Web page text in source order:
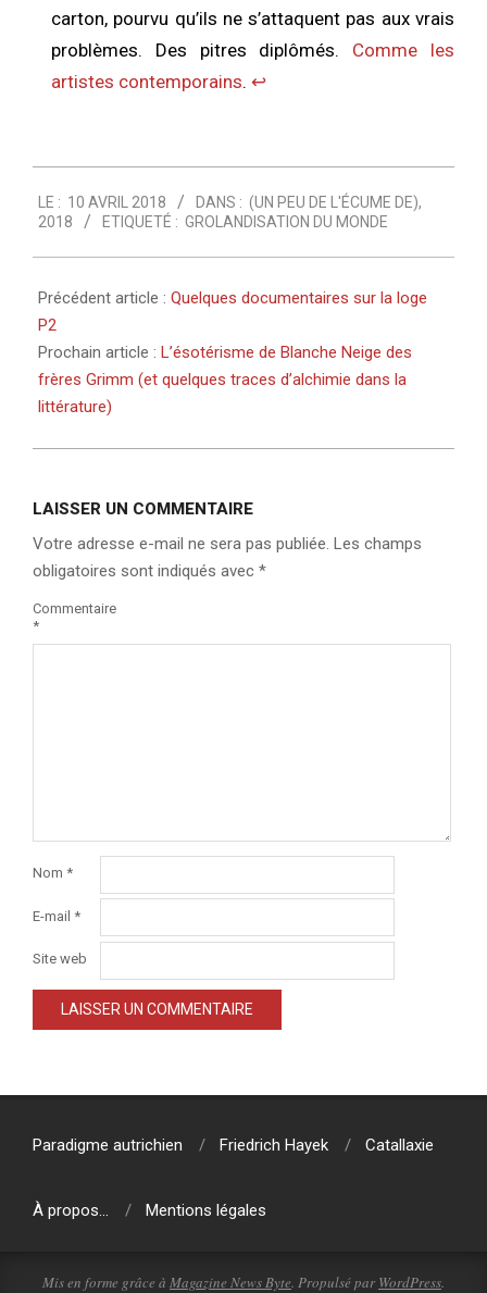
carton, pourvu qu’ils ne s’attaquent pas aux vrais
problèmes. Des pitres diplômés. Comme les
artistes contemporains. ↩︎
04-
10
LE : 10 AVRIL 2018 DANS : (UN PEU DE L'ÉCUME DE),
2018
ETIQUETÉ : GROLANDISATION DU MONDE
Précédent article : Quelques documentaires sur la loge
P2
Prochain article : L’ésotérisme de Blanche Neige des
frères Grimm (et quelques traces d’alchimie dans la
littérature)
LAISSER UN COMMENTAIRE
Votre adresse e-mail ne sera pas publiée. Les champs
obligatoires sont indiqués avec *
Commentaire
*
Nom *
E-mail *
Site web
Paradigme autrichien Friedrich Hayek Catallaxie
À propos… Mentions légales
Mis en forme grâce à Magazine News Byte. Propulsé par WordPress.